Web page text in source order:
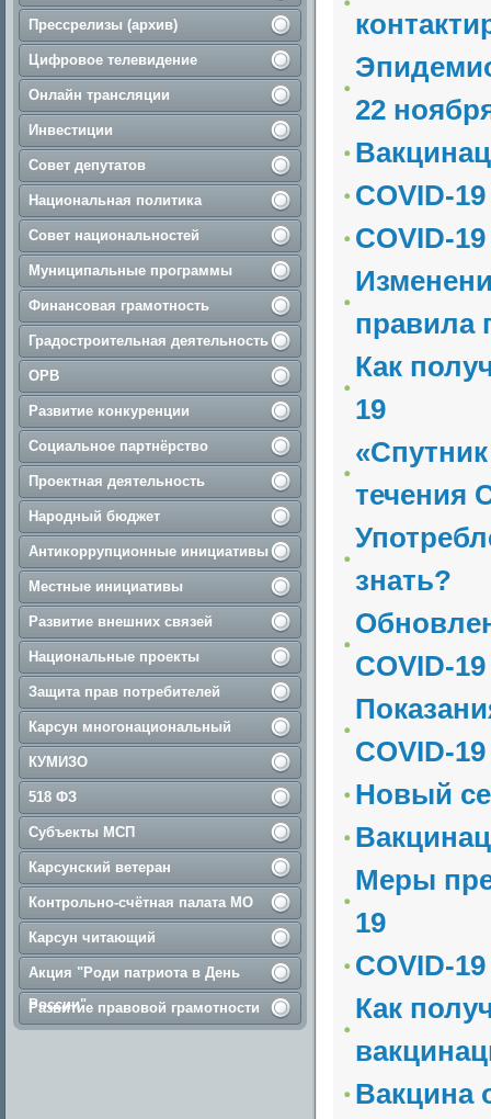
Прессрелизы (архив)
Цифровое телевидение
Онлайн трансляции
Инвестиции
Совет депутатов
Национальная политика
Совет национальностей
Муниципальные программы
Финансовая грамотность
Градостроительная деятельность
ОРВ
Развитие конкуренции
Социальное партнёрство
Проектная деятельность
Народный бюджет
Антикоррупционные инициативы
Местные инициативы
Развитие внешних связей
Национальные проекты
Защита прав потребителей
Карсун многонациональный
КУМИЗО
518 ФЗ
Субъекты МСП
Карсунский ветеран
Контрольно-счётная палата МО
Карсун читающий
Акция "Роди патриота в День
России"
Развитие правовой грамотности
22
COVID-19
COVID-19
правила
Как
19
течения
знать?
COVID-19
COVID-19
Новый
Меры
19
COVID-19
Как
Вакцина